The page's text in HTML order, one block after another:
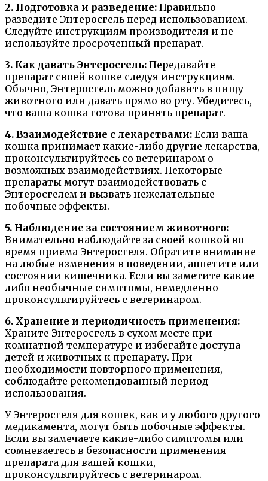
2. Подготовка и разведение: Правильно
разведите Энтеросгель перед использованием.
Следуйте инструкциям производителя и не
используйте просроченный препарат.
3. Как давать Энтеросгель: Передавайте
препарат своей кошке следуя инструкциям.
Обычно, Энтеросгель можно добавить в пищу
животного или давать прямо во рту. Убедитесь,
что ваша кошка готова принять препарат.
4. Взаимодействие с лекарствами: Если ваша
кошка принимает какие-либо другие лекарства,
проконсультируйтесь со ветеринаром о
возможных взаимодействиях. Некоторые
препараты могут взаимодействовать с
Энтеросгелем и вызвать нежелательные
побочные эффекты.
5. Наблюдение за состоянием животного:
Внимательно наблюдайте за своей кошкой во
время приема Энтеросгеля. Обратите внимание
на любые изменения в поведении, аппетите или
состоянии кишечника. Если вы заметите какие-
либо необычные симптомы, немедленно
проконсультируйтесь с ветеринаром.
6. Хранение и периодичность применения:
Храните Энтеросгель в сухом месте при
комнатной температуре и избегайте доступа
детей и животных к препарату. При
необходимости повторного применения,
соблюдайте рекомендованный период
использования.
У Энтеросгеля для кошек, как и у любого другого
медикамента, могут быть побочные эффекты.
Если вы замечаете какие-либо симптомы или
сомневаетесь в безопасности применения
препарата для вашей кошки,
проконсультируйтесь с ветеринаром.